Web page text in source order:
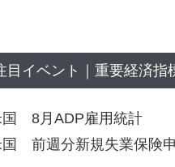
目イベント｜重要経済
8月ADP雇用統計
前週分新規失業保険